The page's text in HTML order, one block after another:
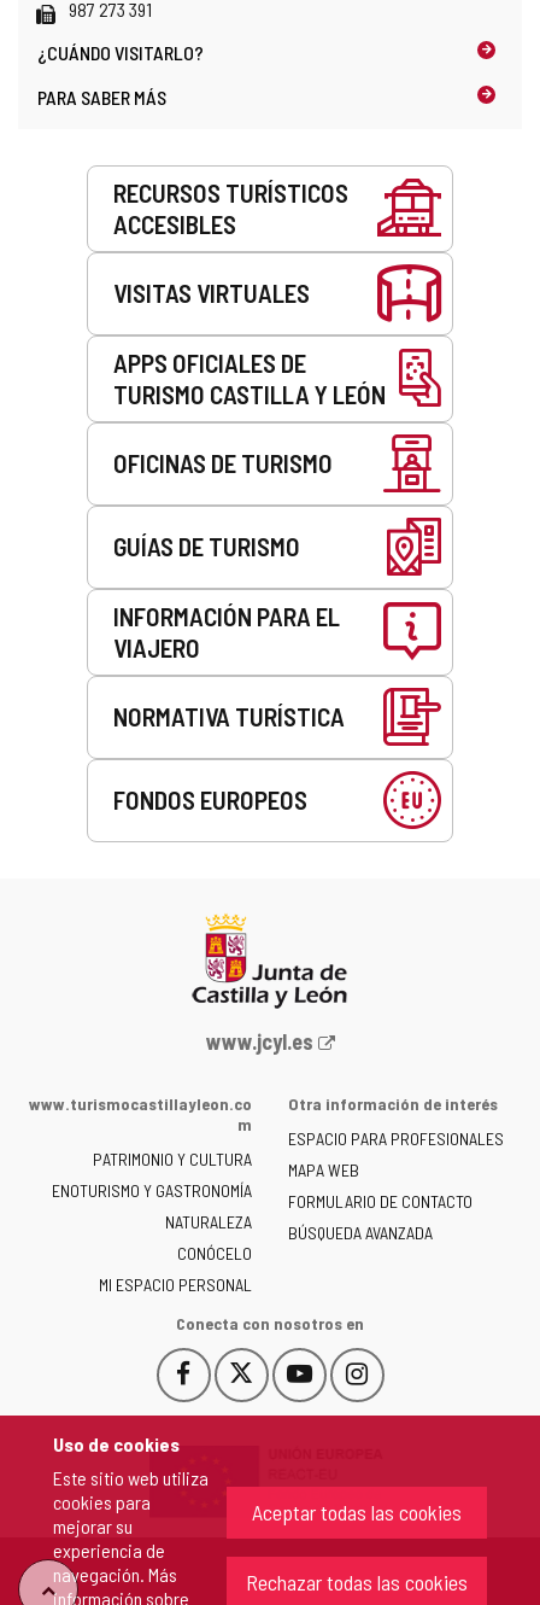
Uso de cookies
Este sitio web utiliza
cookies para
mejorar su
experiencia de
navegación. Más
información sobre
Aceptar todas las cookies
Rechazar todas las cookies
electrónico
Fax 987 273 391
¿CUÁNDO VISITARLO?
PARA SABER MÁS
RECURSOS TURÍSTICOS
ACCESIBLES
VISITAS VIRTUALES
APPS OFICIALES DE
TURISMO CASTILLA Y LEÓN
OFICINAS DE TURISMO
GUÍAS DE TURISMO
INFORMACIÓN PARA EL
VIAJERO
NORMATIVA TURÍSTICA
FONDOS EUROPEOS
Portal
la
de
Castilla
y
León
-
www.jcyl.es
www.turismocastillayleon.co
m
PATRIMONIO Y CULTURA
ENOTURISMO Y GASTRONOMÍA
NATURALEZA
CONÓCELO
MI ESPACIO PERSONAL
Otra información de interés
ESPACIO PARA PROFESIONALES
MAPA WEB
FORMULARIO DE CONTACTO
BÚSQUEDA AVANZADA
Conecta con nosotros en
Facebook
Este
enlace
en
nueva.
Este
enlace
una
ventana
nueva.
YouTube
Este
enlace
una
nueva.
Instagram
Este
enlace
una
nueva.
"Volver